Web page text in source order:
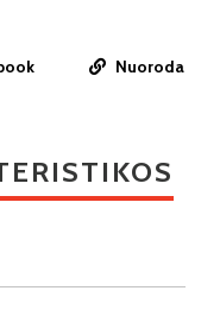
Nuoroda